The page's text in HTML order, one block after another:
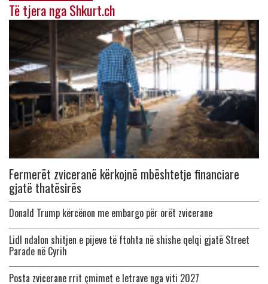
Të tjera nga Shkurt.ch
Fermerët zviceranë kërkojnë mbështetje financiare
gjatë thatësirës
Donald Trump kërcënon me embargo për orët zvicerane
Lidl ndalon shitjen e pijeve të ftohta në shishe qelqi gjatë Street
Parade në Cyrih
Posta zvicerane rrit çmimet e letrave nga viti 2027